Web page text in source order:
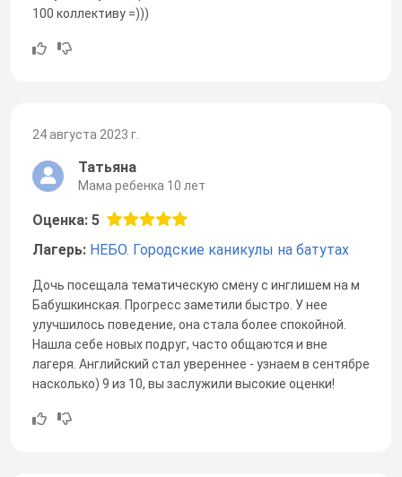
100 коллективу =)))
24 августа 2023 г.
Татьяна
Мама ребенка 10 лет
Оценка: 5
Лагерь: НЕБО. Городские каникулы на батутах
Дочь посещала тематическую смену с инглишем на м
Бабушкинская. Прогресс заметили быстро. У нее
улучшилось поведение, она стала более спокойной.
Нашла себе новых подруг, часто общаются и вне
лагеря. Английский стал увереннее - узнаем в сентябре
насколько) 9 из 10, вы заслужили высокие оценки!